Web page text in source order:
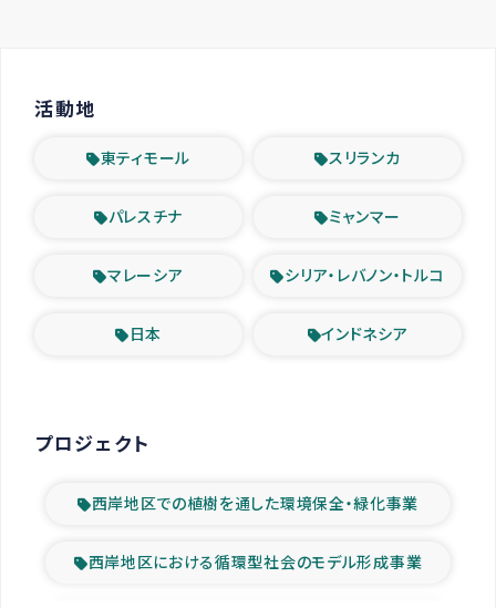
活動地
東ティモール スリランカ
パレスチナ ミャンマー
マレーシア シリア・レバノン・トルコ
日本 インドネシア
プロジェクト
西岸地区での植樹を通した環境保全・緑化事業
西岸地区における循環型社会のモデル形成事業